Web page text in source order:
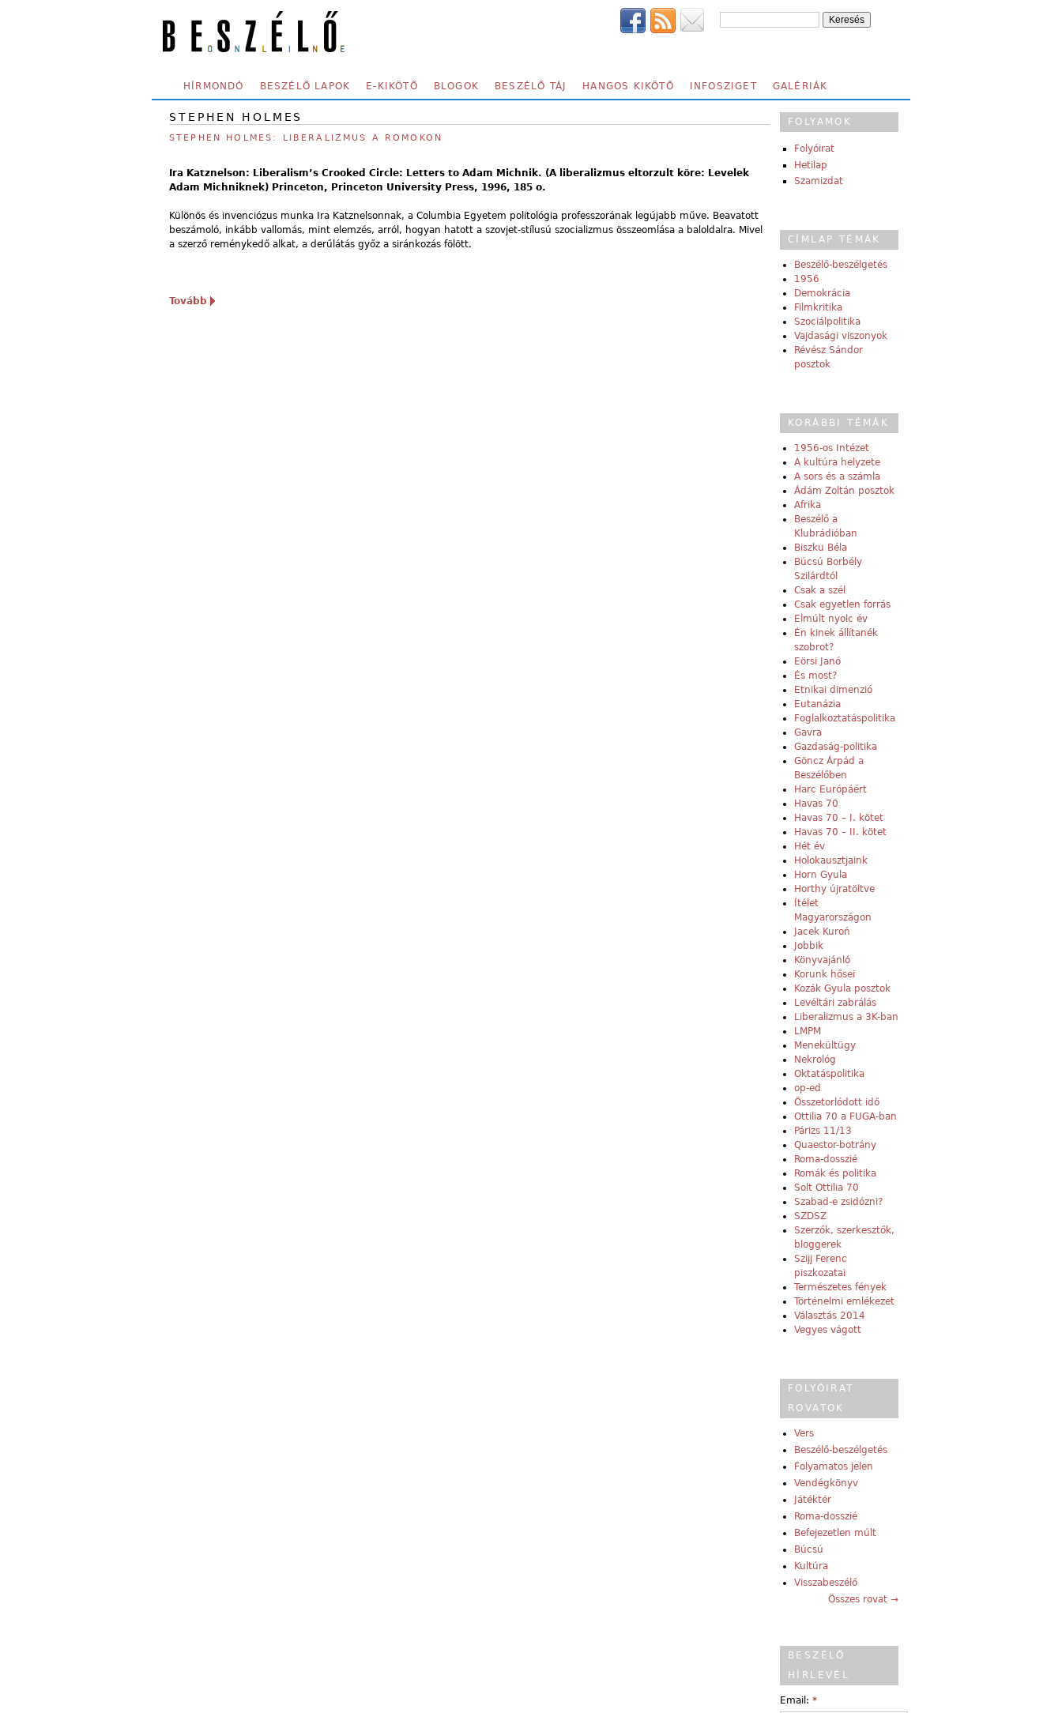
SECONDARY MENU
HÍRMONDÓ BESZÉLŐ LAPOK E-KIKÖTŐ BLOGOK BESZÉLŐ TÁJ HANGOS KIKÖTŐ INFOSZIGET GALÉRIÁK
STEPHEN HOLMES
STEPHEN HOLMES: LIBERALIZMUS A ROMOKON
Ira Katznelson: Liberalism’s Crooked Circle: Letters to Adam Michnik. (A liberalizmus eltorzult köre: Levelek
Adam Michniknek) Princeton, Princeton University Press, 1996, 185 o.
Különös és invenciózus munka Ira Katznelsonnak, a Columbia Egyetem politológia professzorának legújabb műve. Beavatott
beszámoló, inkább vallomás, mint elemzés, arról, hogyan hatott a szovjet-stílusú szocializmus összeomlása a baloldalra. Mivel
a szerző reménykedő alkat, a derűlátás győz a siránkozás fölött.
Tovább
FOLYAMOK
Folyóirat
Hetilap
Szamizdat
CÍMLAP TÉMÁK
Beszélő-beszélgetés
1956
Demokrácia
Filmkritika
Szociálpolitika
Vajdasági viszonyok
Révész Sándor
posztok
KORÁBBI TÉMÁK
1956-os Intézet
A kultúra helyzete
A sors és a számla
Ádám Zoltán posztok
Afrika
Beszélő a
Klubrádióban
Biszku Béla
Búcsú Borbély
Szilárdtól
Csak a szél
Csak egyetlen forrás
Elmúlt nyolc év
Én kinek állítanék
szobrot?
Eörsi Janó
És most?
Etnikai dimenzió
Eutanázia
Foglalkoztatáspolitika
Gavra
Gazdaság-politika
Göncz Árpád a
Beszélőben
Harc Európáért
Havas 70
Havas 70 – I. kötet
Havas 70 – II. kötet
Hét év
Holokausztjaink
Horn Gyula
Horthy újratöltve
Ítélet
Magyarországon
Jacek Kuroń
Jobbik
Könyvajánló
Korunk hősei
Kozák Gyula posztok
Levéltári zabrálás
Liberalizmus a 3K-ban
LMPM
Menekültügy
Nekrológ
Oktatáspolitika
op-ed
Összetorlódott idő
Ottilia 70 a FUGA-ban
Párizs 11/13
Quaestor-botrány
Roma-dosszié
Romák és politika
Solt Ottilia 70
Szabad-e zsidózni?
SZDSZ
Szerzők, szerkesztők,
bloggerek
Szijj Ferenc
piszkozatai
Természetes fények
Történelmi emlékezet
Választás 2014
Vegyes vágott
FOLYÓIRAT
ROVATOK
Vers
Beszélő-beszélgetés
Folyamatos jelen
Vendégkönyv
Játéktér
Roma-dosszié
Befejezetlen múlt
Búcsú
Kultúra
Visszabeszélő
Összes rovat →
BESZÉLŐ
HÍRLEVÉL
Email: *